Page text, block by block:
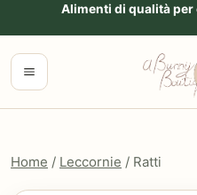
Vai al contenutoAlimenti di qualità
Menu
Home / Leccornie / Ratti